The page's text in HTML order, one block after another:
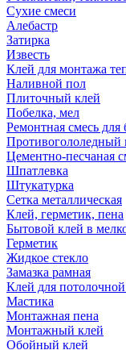
Сухие смеси
Алебастр
Затирка
Известь
Клей для монтажа
Наливной пол
Плиточный клей
Побелка, мел
Ремонтная смесь для
Противогололедный
Цементно-песчаная
Шпатлевка
Штукатурка
Сетка металлическая
Клей, герметик, пена
Бытовой клей в
Герметик
Жидкое стекло
Замазка рамная
Клей для
Мастика
Монтажная пена
Монтажный клей
Обойный клей